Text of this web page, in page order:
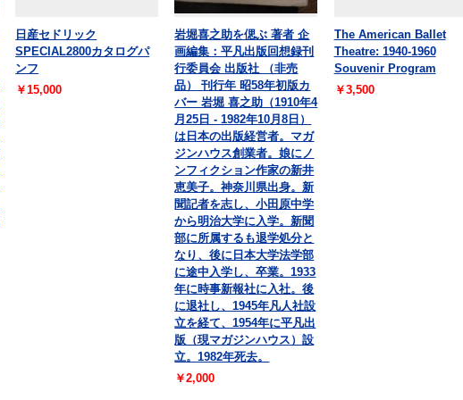
日産セドリック
SPECIAL2800カタログパ
ンフ
￥15,000
岩堀喜之助を偲ぶ 著者 企
画編集：平凡出版回想録刊
行委員会 出版社 （非売
品） 刊行年 昭58年初版カ
バー 岩堀 喜之助（1910年4
月25日 - 1982年10月8日）
は日本の出版経営者。マガ
ジンハウス創業者。娘にノ
ンフィクション作家の新井
恵美子。神奈川県出身。新
聞記者を志し、小田原中学
から明治大学に入学。新聞
部に所属するも退学処分と
なり、後に日本大学法学部
に途中入学し、卒業。1933
年に時事新報社に入社。後
に退社し、1945年凡人社設
立を経て、1954年に平凡出
版（現マガジンハウス）設
立。1982年死去。
￥2,000
The American Ballet
Theatre: 1940-1960
Souvenir Program
￥3,500